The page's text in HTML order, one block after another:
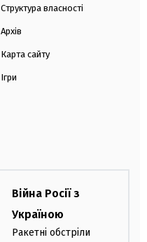
Структура власності
Архів
Карта сайту
Ігри
Війна Росії з
Україною
Ракетні обстріли